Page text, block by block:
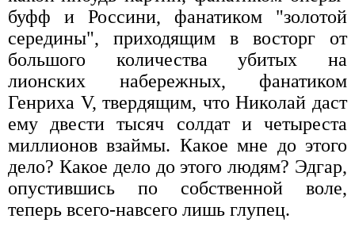
буфф и Россини, фанатиком "золотой
середины", приходящим в восторг от
большого количества убитых на
лионских набережных, фанатиком
Генриха V, твердящим, что Николай даст
ему двести тысяч солдат и четыреста
миллионов взаймы. Какое мне до этого
дело? Какое дело до этого людям? Эдгар,
опустившись по собственной воле,
теперь всего-навсего лишь глупец.